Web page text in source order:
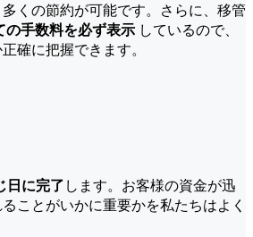
くの節約が可能です。さらに、移管
の手数料を必ず表示 しているので、
確に把握できます。
日に完了 します。お客様の資金が迅
ことがいかに重要かを私たちはよく